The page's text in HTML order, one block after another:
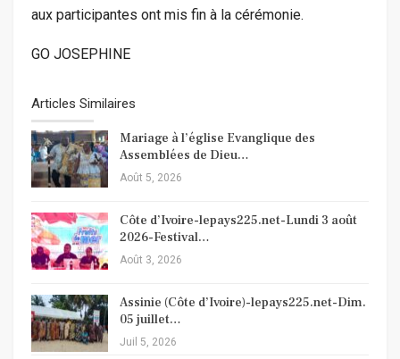
aux participantes ont mis fin à la cérémonie.
GO JOSEPHINE
Articles Similaires
Mariage à l’église Evanglique des
Assemblées de Dieu…
Août 5, 2026
Côte d’Ivoire-lepays225.net-Lundi 3 août
2026-Festival…
Août 3, 2026
Assinie (Côte d’Ivoire)-lepays225.net-Dim.
05 juillet…
Juil 5, 2026